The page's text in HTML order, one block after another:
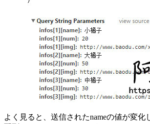
よく見ると、送信されたnameの値が変化